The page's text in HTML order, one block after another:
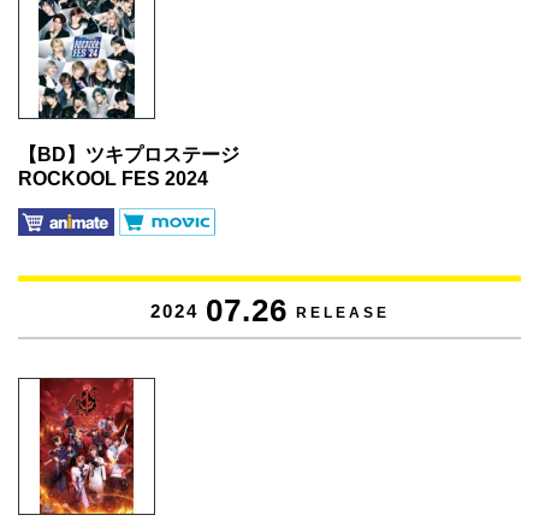
【BD】ツキプロステージ
ROCKOOL FES 2024
2024 07.26 RELEASE